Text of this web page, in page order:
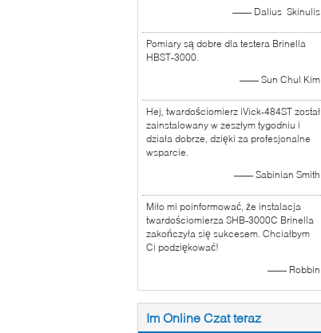
—— Dalius Skinulis
Pomiary są dobre dla testera Brinella
HBST-3000.
—— Sun Chul Kim
Hej, twardościomierz iVick-484ST został
zainstalowany w zeszłym tygodniu i
działa dobrze, dzięki za profesjonalne
wsparcie.
—— Sabinian Smith
Miło mi poinformować, że instalacja
twardościomierza SHB-3000C Brinella
zakończyła się sukcesem. Chciałbym
Ci podziękować!
—— Robbin
Im Online Czat teraz